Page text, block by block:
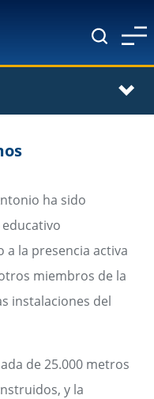
ha sido
a la presencia activa
miembros de la
instalaciones del
de 25.000 metros
y la